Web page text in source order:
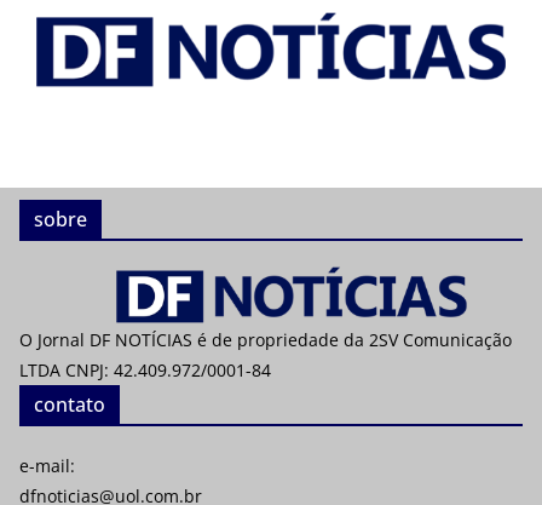
sobre
O Jornal DF NOTÍCIAS é de propriedade da 2SV Comunicação
LTDA CNPJ: 42.409.972/0001-84
contato
e-mail:
dfnoticias@uol.com.br